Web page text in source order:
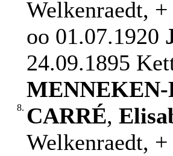
Welkenraedt,
oo 01.07.1920
24.09.1895
8. CARRÉ,
Welkenraedt, +